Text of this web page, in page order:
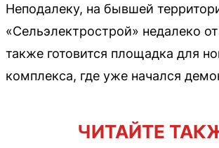
Неподалеку, на бывшей
«Сельэлектрострой» недалеко
также готовится площадка для
комплекса, где уже начался
ЧИТАЙТЕ